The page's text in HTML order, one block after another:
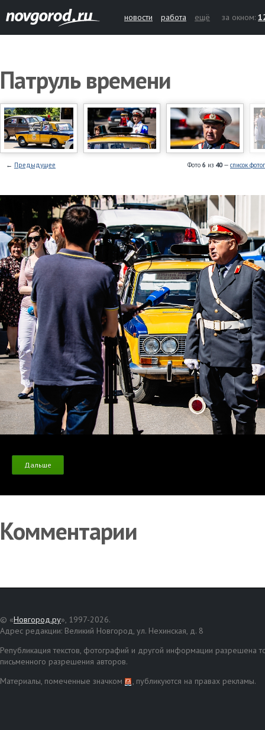
новости работа ещё за окном:
Патруль времени
Фото 6 из 40— список
← Предыдущее
Дальше
Комментарии
© «Новгород.ру», 1997-2026.
Адрес редакции: Великий Новгород, ул. Нехинская, д. 8
Републикация текстов, фотографий и другой информации разрешена
письменного разрешения авторов.
Материалы, помеченные значком
, публикуются на правах рекламы.